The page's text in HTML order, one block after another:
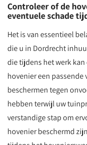
Controleer of de
eventuele schade
Het is van essentieel
die u in Dordrecht
die tijdens het werk
hovenier een
beschermen tegen
hebben terwijl uw
verstandige stap om
hovenier beschermd